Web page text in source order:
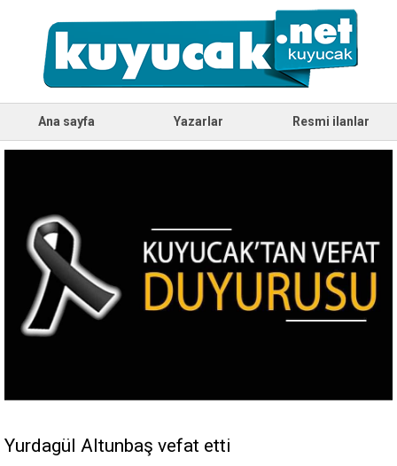
Ana sayfa Yazarlar Resmi ilanlar
Yurdagül Altunbaş vefat etti